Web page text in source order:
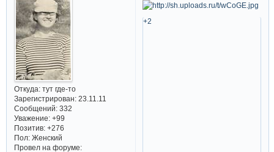
Откуда:тут где-то
Зарегистрирован: 23.11.11
Сообщений:332
Уважение: +99
Позитив: +276
Пол:Женский
Провел на форуме:
+2